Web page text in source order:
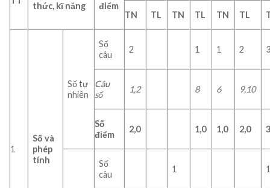
thức, kĩ năng
điểm
TN TL TN TL TN TL
1
Số và
phép
tính
Số tự
nhiên
Số
câu
2 1 1 2
Câu
số
1,2 8 6 9,10
Số
điểm
2,0 1,0 1,0 2,0
Số
câu
1